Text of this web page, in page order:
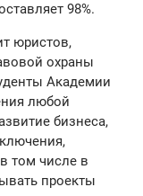
98%.
юристов,
охраны
Академии
любой
бизнеса,
том числе в
проекты